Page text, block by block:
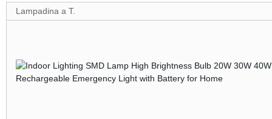
Lampadina a T.